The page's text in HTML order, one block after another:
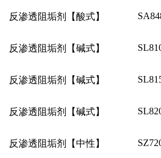
反渗透阻垢剂【酸式】
反渗透阻垢剂【碱式】
反渗透阻垢剂【碱式】
反渗透阻垢剂【碱式】
反渗透阻垢剂【中性】